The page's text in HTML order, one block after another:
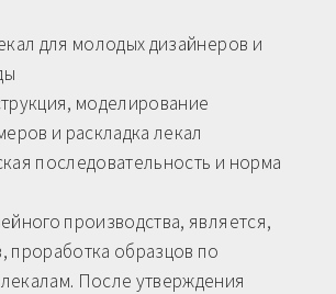
для молодых дизайнеров и
моделирование
и раскладка лекал
последовательность и норма
производства, является,
проработка образцов по
После утверждения